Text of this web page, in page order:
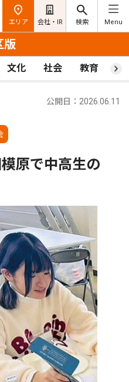
エリア 会社・IR 検索 Menu
版
文化 社会 教育 ス
公開日：2026.06.11
原で中高生の